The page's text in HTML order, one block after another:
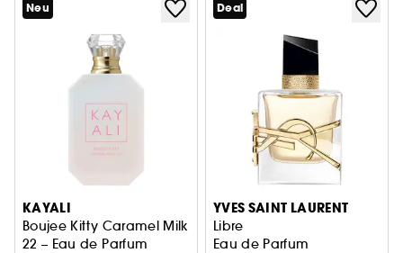
Neu
KAYALI
Boujee Kitty Caramel Milk
22 – Eau de Parfum
Deal
YVES SAINT LAURENT
Libre
Eau de Parfum